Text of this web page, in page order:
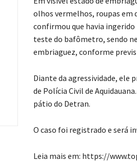
olhos vermelhos, roupas em
confirmou que havia
teste do bafômetro, sendo
embriaguez, conforme
Diante da agressividade, ele
de Polícia Civil de
pátio do Detran.
O caso foi registrado e será
Leia mais em: https://